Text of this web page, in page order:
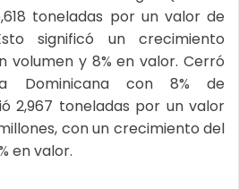
toneladas por un valor de
significó un crecimiento
volumen y 8% en valor. Cerró
Dominicana con 8% de
2,967 toneladas por un valor
con un crecimiento del
en valor.